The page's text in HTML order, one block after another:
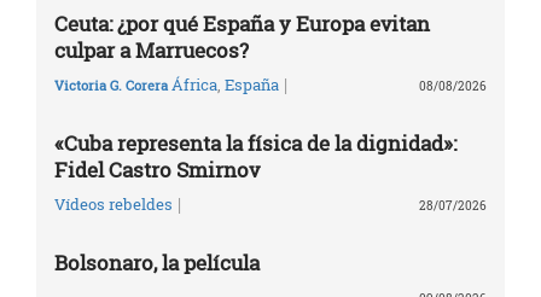
Ceuta: ¿por qué España y Europa evitan
culpar a Marruecos?
Victoria G. Corera África, España | 08/08/2026
«Cuba representa la física de la dignidad»:
Fidel Castro Smirnov
Vídeos rebeldes | 28/07/2026
Bolsonaro, la película